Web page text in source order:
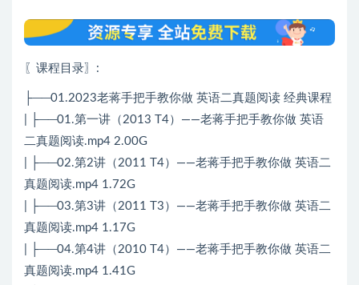
〖课程目录〗 :
├──01.2023老蒋手把手教你做 英语二真题阅读 经典课程
| ├──01.第一讲（2013 T4）——老蒋手把手教你做 英语
二真题阅读.mp4 2.00G
| ├──02.第2讲（2011 T4）——老蒋手把手教你做 英语二
真题阅读.mp4 1.72G
| ├──03.第3讲（2011 T3）——老蒋手把手教你做 英语二
真题阅读.mp4 1.17G
| ├──04.第4讲（2010 T4）——老蒋手把手教你做 英语二
真题阅读.mp4 1.41G